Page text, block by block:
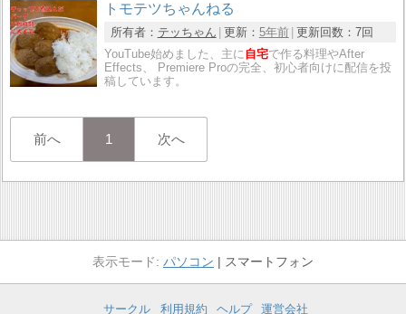
トモテツちゃんねる
所有者： テッちゃん 更新： 5年前 更新回数： 7回
YouTube始めました、主に 自宅で作る料理やAfter
Effects、 Premiere Proの完全、初心者向けに配信を投
稿しています。
前へ 1 次へ
パソコン スマートフォン
サークル 利用規約 ヘルプ 運営会社